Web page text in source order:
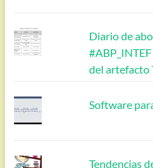
Diario de
del artefacto
Software
Tendencias